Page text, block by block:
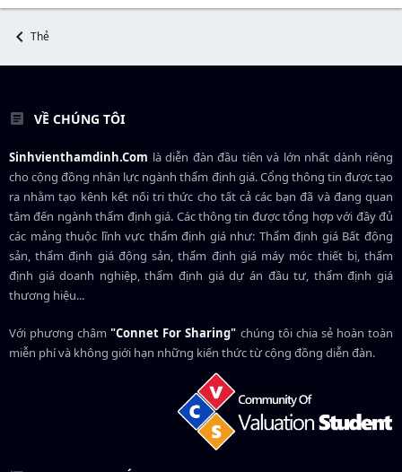
Thẻ
VỀ CHÚNG TÔI
Sinhvienthamdinh.Com là diễn đàn đầu tiên và lớn nhất dành riêng
cho cộng đồng nhân lực ngànhthẩm định giá. Cổng thông tin được tạo
ra nhằm tạo kênh kết nối tri thức cho tất cả các bạn đã và đang quan
tâm đến ngành thẩm định giá. Các thông tin được tổng hợp với đầy đủ
các mảng thuộc lĩnh vực thẩm định giá như: Thẩm định giá Bất động
sản, thẩm định giá động sản, thẩm định giá máy móc thiết bị, thẩm
định giá doanh nghiệp, thẩm định giá dự án đầu tư, thẩm định giá
thương hiệu...
Với phương châm"Connet For Sharing" chúng tôi chia sẻ hoàn toàn
miễn phí và không giới hạn những kiến thức từ cộng đồng diễn đàn.